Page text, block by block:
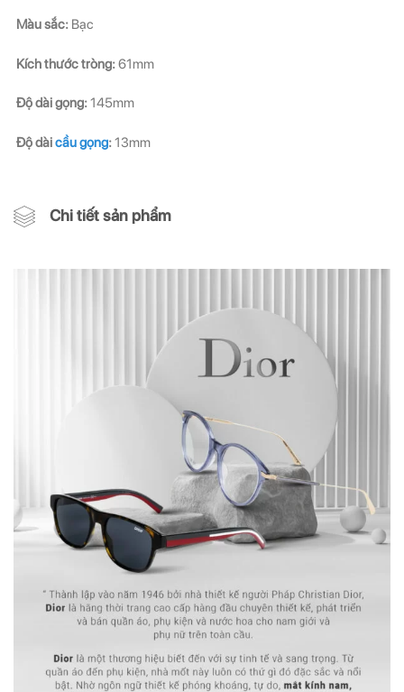
Màu sắc: Bạc
Kích thước tròng:61mm
Độ dài gọng:145mm
Độ dàicầu gọng:13mm
Chi tiết sản phẩm